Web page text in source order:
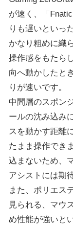
が速く、「
りも遅いといっ
かなり粗めに織
操作感をもたら
向へ動かしたと
りが速いです。
中間層のスポン
ールの沈み込み
スを動かす距離
たまま操作でき
込まないため、
アシストには期
また、ポリエス
見られる、マウ
め性能が強いと